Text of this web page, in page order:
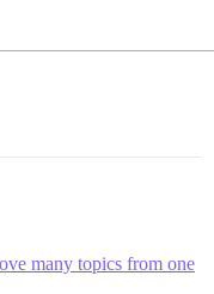
many topics from one